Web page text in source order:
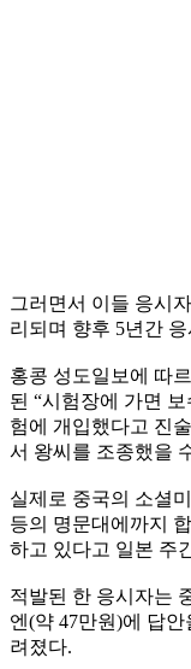
그러면서 이들 응시
리되며 향후 5년간
홍콩 성도일보에 따
된 “시험장에 가면
험에 개입했다고 진
서 왕씨를 조종했을
실제로 중국의 소셜
등의 명문대에까지
하고 있다고 일본 주
적발된 한 응시자는
엔(약 47만원)에 답
려졌다.